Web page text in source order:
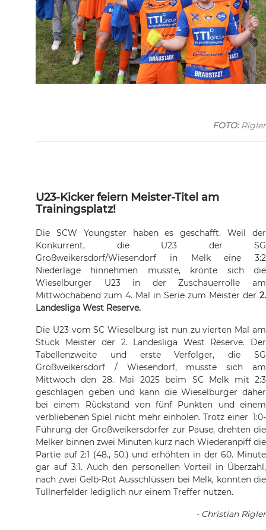
FOTO:Rigler
U23-Kicker feiern Meister-Titel am
Trainingsplatz!
Die SCW Youngster haben es geschafft. Weil der
Konkurrent, die U23 der SG
Großweikersdorf/Wiesendorf in Melk eine 3:2
Niederlage hinnehmen musste, krönte sich die
Wieselburger U23 in der Zuschauerrolle am
Mittwochabend zum 4. Mal in Serie zum Meister der 2.
Landesliga West Reserve.
Die U23 vom SC Wieselburg ist nun zu vierten Mal am
Stück Meister der 2. Landesliga West Reserve. Der
Tabellenzweite und erste Verfolger, die SG
Großweikersdorf / Wiesendorf, musste sich am
Mittwoch den 28. Mai 2025 beim SC Melk mit 2:3
geschlagen geben und kann die Wieselburger daher
bei einem Rückstand von fünf Punkten und einem
verbliebenen Spiel nicht mehr einholen. Trotz einer 1:0-
Führung der Großweikersdorfer zur Pause, drehten die
Melker binnen zwei Minuten kurz nach Wiederanpiff die
Partie auf 2:1 (48., 50.) und erhöhten in der 60. Minute
gar auf 3:1. Auch den personellen Vorteil in Überzahl,
nach zwei Gelb-Rot Ausschlüssen bei Melk, konnten die
Tullnerfelder lediglich nur einem Treffer nutzen.
- Christian Rigler